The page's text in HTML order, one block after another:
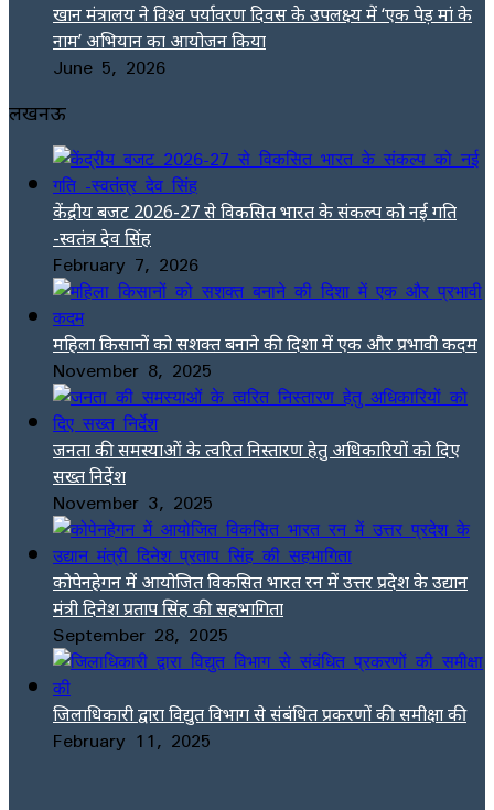
खान मंत्रालय ने विश्व पर्यावरण दिवस के उपलक्ष्य में ‘एक पेड़ मां के
नाम’ अभियान का आयोजन किया
June 5, 2026
लखनऊ
केंद्रीय बजट 2026-27 से विकसित भारत के संकल्प को नई गति
-स्वतंत्र देव सिंह
February 7, 2026
महिला किसानों को सशक्त बनाने की दिशा में एक और प्रभावी कदम
November 8, 2025
जनता की समस्याओं के त्वरित निस्तारण हेतु अधिकारियों को दिए
सख्त निर्देश
November 3, 2025
कोपेनहेगन में आयोजित विकसित भारत रन में उत्तर प्रदेश के उद्यान
मंत्री दिनेश प्रताप सिंह की सहभागिता
September 28, 2025
जिलाधिकारी द्वारा विद्युत विभाग से संबंधित प्रकरणों की समीक्षा की
February 11, 2025